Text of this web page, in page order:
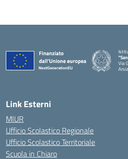
Via
Link Esterni
MIUR
Ufficio Scolastico Regionale
Ufficio Scolastico Territoriale
Scuola in Chiaro